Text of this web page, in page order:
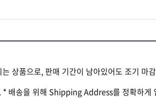
상품으로, 판매 기간이 남아있어도 조기 마
배송을 위해 Shipping Address를 정확하게